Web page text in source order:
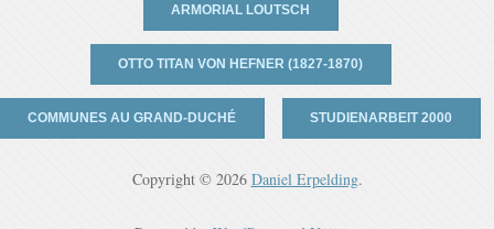
ARMORIAL LOUTSCH
OTTO TITAN VON HEFNER (1827-1870)
COMMUNES AU GRAND-DUCHÉ STUDIENARBEIT 2000
Copyright © 2026 Daniel Erpelding.